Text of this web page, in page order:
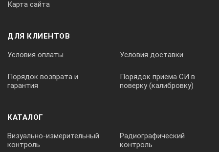
Карта сайта
ДЛЯ КЛИЕНТОВ
Условия оплаты Условия доставки
Порядок возврата и
гарантия
Порядок приема СИ в
поверку (калибровку)
КАТАЛОГ
Визуально-измерительный
контроль
Радиографический
контроль